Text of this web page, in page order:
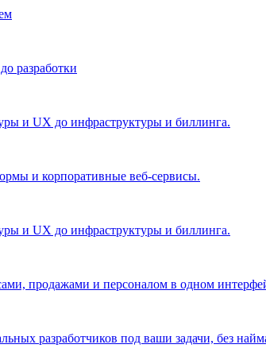
разработки
и UX до инфраструктуры и биллинга.
и корпоративные веб-сервисы.
и UX до инфраструктуры и биллинга.
продажами и персоналом в одном
разработчиков под ваши задачи, без